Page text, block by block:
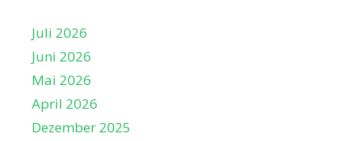
Juli 2026
Juni 2026
Mai 2026
April 2026
Dezember 2025